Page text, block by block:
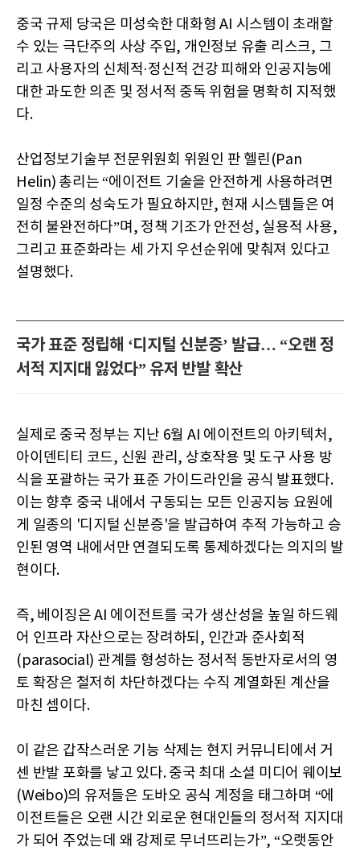
중국 규제 당국은 미성숙한 대화형 AI 시스템이 초래할
수 있는 극단주의 사상 주입, 개인정보 유출 리스크, 그
리고 사용자의 신체적·정신적 건강 피해와 인공지능에
대한 과도한 의존 및 정서적 중독 위험을 명확히 지적했
다.
산업정보기술부 전문위원회 위원인 판 헬린(Pan
Helin) 총리는 “에이전트 기술을 안전하게 사용하려면
일정 수준의 성숙도가 필요하지만, 현재 시스템들은 여
전히 불완전하다”며, 정책 기조가 안전성, 실용적 사용,
그리고 표준화라는 세 가지 우선순위에 맞춰져 있다고
설명했다.
국가 표준 정립해 ‘디지털 신분증’ 발급… “오랜 정
서적 지지대 잃었다” 유저 반발 확산
실제로 중국 정부는 지난 6월 AI 에이전트의 아키텍처,
아이덴티티 코드, 신원 관리, 상호작용 및 도구 사용 방
식을 포괄하는 국가 표준 가이드라인을 공식 발표했다.
이는 향후 중국 내에서 구동되는 모든 인공지능 요원에
게 일종의 '디지털 신분증'을 발급하여 추적 가능하고 승
인된 영역 내에서만 연결되도록 통제하겠다는 의지의 발
현이다.
즉, 베이징은 AI 에이전트를 국가 생산성을 높일 하드웨
어 인프라 자산으로는 장려하되, 인간과 준사회적
(parasocial) 관계를 형성하는 정서적 동반자로서의 영
토 확장은 철저히 차단하겠다는 수직 계열화된 계산을
마친 셈이다.
이 같은 갑작스러운 기능 삭제는 현지 커뮤니티에서 거
센 반발 포화를 낳고 있다. 중국 최대 소셜 미디어 웨이보
(Weibo)의 유저들은 도바오 공식 계정을 태그하며 “에
이전트들은 오랜 시간 외로운 현대인들의 정서적 지지대
가 되어 주었는데 왜 강제로 무너뜨리는가”, “오랫동안